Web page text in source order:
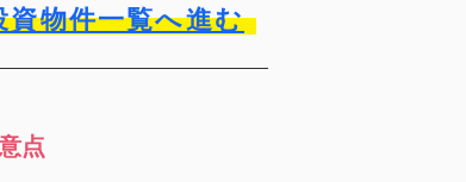
資物件一覧へ進む
点